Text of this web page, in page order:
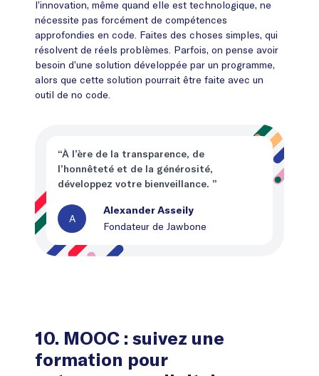
l’innovation, même quand elle est technologique, ne
nécessite pas forcément de compétences
approfondies en code. Faites des choses simples, qui
résolvent de réels problèmes. Parfois, on pense avoir
besoin d’une solution développée par un programme,
alors que cette solution pourrait être faite avec un
outil de no code.
“À l’ère de la transparence, de
l’honnêteté et de la générosité,
développez votre bienveillance. ”
A
Alexander Asseily
Fondateur de Jawbone
10. MOOC : suivez une
formation pour